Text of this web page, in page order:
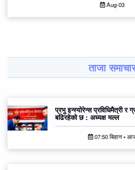
Aug-03
ताजा
प्रभु इन्स्योरेन्स प्रविधिमैत्री र
बढिरहेको छ : अध्यक्ष मल्ल
07:50 बिहान •